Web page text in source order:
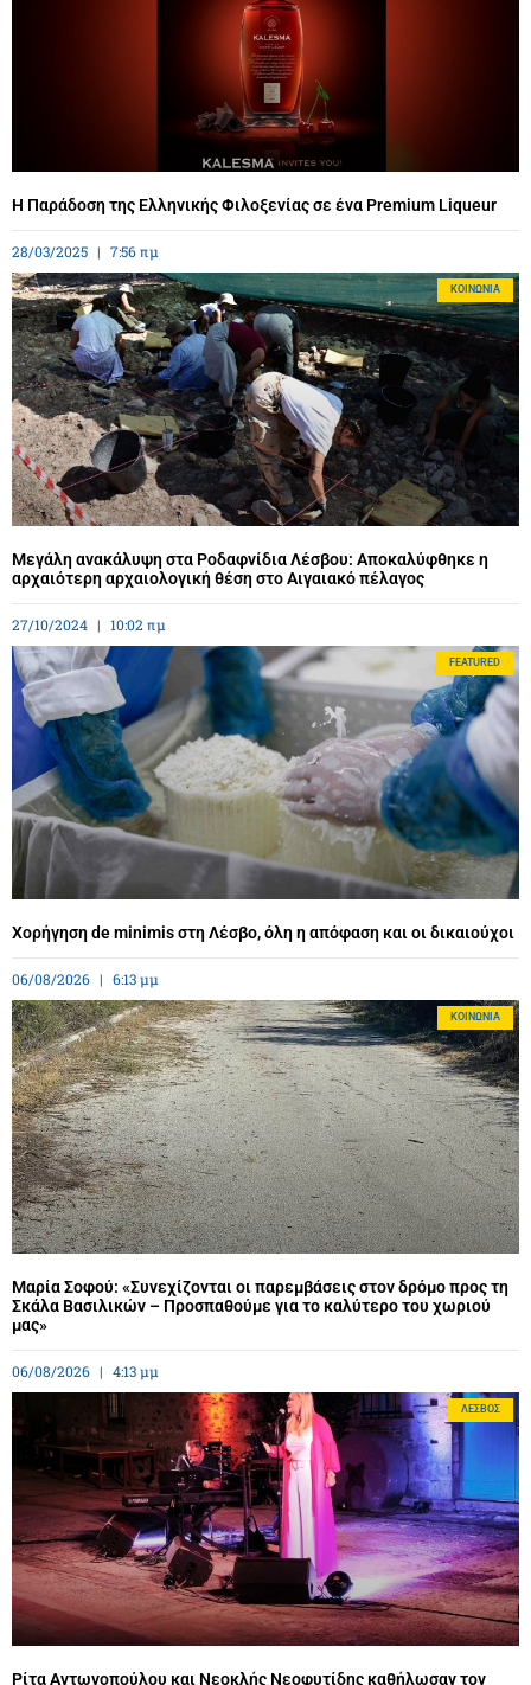
Η Παράδοση της Ελληνικής Φιλοξενίας σε ένα Premium Liqueur
28/03/2025 7:56 πμ
ΚΟΙΝΩΝΊΑ
Μεγάλη ανακάλυψη στα Ροδαφνίδια Λέσβου: Αποκαλύφθηκε η
αρχαιότερη αρχαιολογική θέση στο Αιγαιακό πέλαγος
27/10/2024 10:02 πμ
FEATURED
Χορήγηση de minimis στη Λέσβο, όλη η απόφαση και οι δικαιούχοι
06/08/2026 6:13 μμ
ΚΟΙΝΩΝΊΑ
Μαρία Σοφού: «Συνεχίζονται οι παρεμβάσεις στον δρόμο προς τη
Σκάλα Βασιλικών – Προσπαθούμε για το καλύτερο του χωριού
μας»
06/08/2026 4:13 μμ
ΛΈΣΒΟΣ
Ρίτα Αντωνοπούλου και Νεοκλής Νεοφυτίδης καθήλωσαν τον